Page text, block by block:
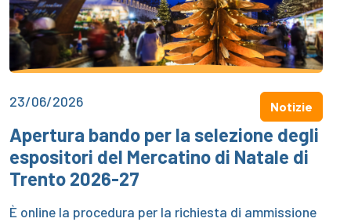
23/06/2026 Notizie
Apertura bando per la selezione degli
espositori del Mercatino di Natale di
Trento 2026-27
È online la procedura per la richiesta di ammissione